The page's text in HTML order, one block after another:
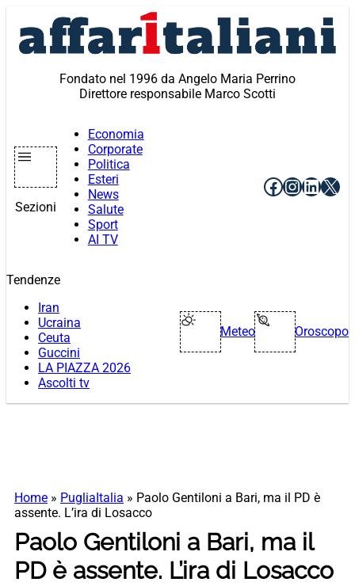
contenuto
Fondato nel 1996 da Angelo Maria Perrino
Direttore responsabile Marco Scotti
Sezioni
Economia
Corporate
Politica
Esteri
News
Salute
Sport
AI TV
Facebook
X
Tendenze
Iran
Ucraina
Ceuta
Guccini
LA PIAZZA 2026
Ascolti tv
Meteo Oroscopo
Home » PugliaItalia » Paolo Gentiloni a Bari, ma il PD è
assente. L’ira di Losacco
Paolo Gentiloni a Bari, ma il
PD è assente. L’ira di Losacco